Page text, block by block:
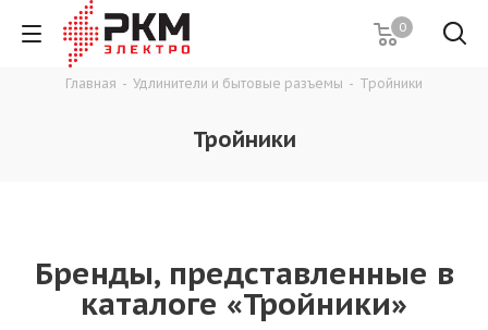
0
Главная - Удлинители и бытовые разъемы - Тройники
Тройники
Бренды, представленные в
каталоге «Тройники»